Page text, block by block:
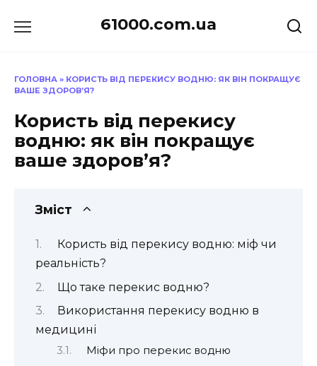
до
61000.com.ua
ГОЛОВНА » КОРИСТЬ ВІД ПЕРЕКИСУ ВОДНЮ: ЯК ВІН ПОКРАЩУЄ
ВАШЕ ЗДОРОВ’Я?
Користь від перекису
водню: як він покращує
ваше здоров’я?
Зміст
Користь від перекису водню: міф чи
реальність?
Що таке перекис водню?
Використання перекису водню в
медицині
Міфи про перекис водню